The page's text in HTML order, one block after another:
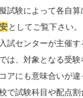
試験によって各自算
としてご覧下さい。
試センターが主催
は、対象となる受
アにも意味合いが違
で試験科目や配点